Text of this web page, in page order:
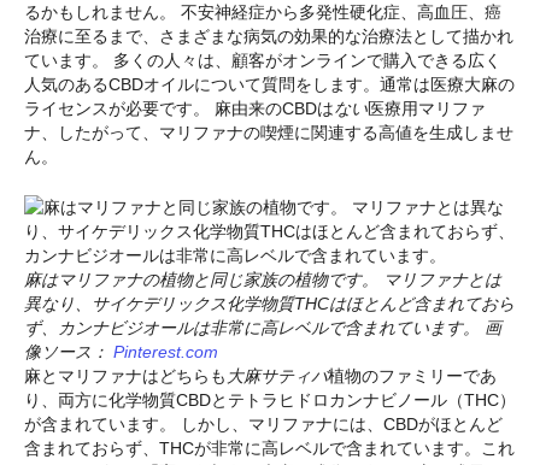
るかもしれません。 不安神経症から多発性硬化症、高血圧、癌
治療に至るまで、さまざまな病気の効果的な治療法として描かれ
ています。 多くの人々は、顧客がオンラインで購入できる広く
人気のあるCBDオイルについて質問をします。通常は医療大麻の
ライセンスが必要です。 麻由来のCBDはない医療用マリファ
ナ、したがって、マリファナの喫煙に関連する高値を生成しませ
ん。
麻はマリファナの植物と同じ家族の植物です。 マリファナとは
異なり、サイケデリックス化学物質THCはほとんど含まれておら
ず、カンナビジオールは非常に高レベルで含まれています。 画
像ソース： Pinterest.com
麻とマリファナはどちらも 大麻サティバ植物のファミリーであ
り、両方に化学物質CBDとテトラヒドロカンナビノール（THC）
が含まれています。 しかし、マリファナには、CBDがほとんど
含まれておらず、THCが非常に高レベルで含まれています。これ